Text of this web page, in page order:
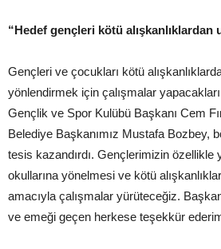
“Hedef gençleri kötü alışkanlıklardan
Gençleri ve çocukları kötü
yönlendirmek için çalışmalar
Gençlik ve Spor Kulübü Başkanı Cem
Belediye Başkanımız Mustafa Bozbey,
tesis kazandırdı. Gençlerimizin özellikle
okullarına yönelmesi ve kötü
amacıyla çalışmalar yürüteceğiz.
ve emeği geçen herkese teşekkür